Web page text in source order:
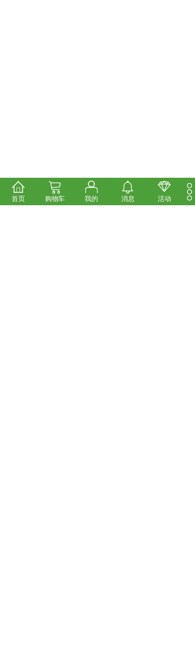
首页 购物车 我的 消息 活动